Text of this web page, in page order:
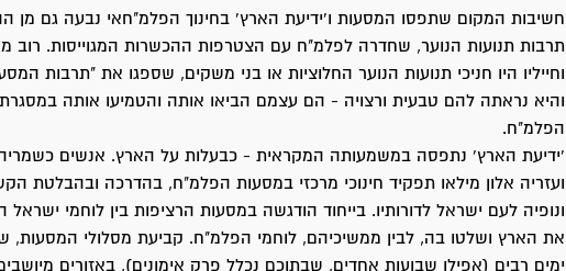
חשיבות המקום שתפסו המסעות ו'ידיעת הארץ' בחינוך הפלמ"חאי נבעה גם
תרבות תנועות הנוער, שחדרה לפלמ"ח עם הצטרפות ההכשרות המגוייסות. רוב
וחייליו היו חניכי תנועות הנוער החלוציות או בני משקים, שספגו את "תרבות
והיא נראתה להם טבעית ורצויה - הם עצמם הביאו אותה והטמיעו אותה
הפלמ"ח.
'ידיעת הארץ' נתפסה במשמעותה המקראית - כבעלות על הארץ. אנשים כשמריה
ועזריה אלון מילאו תפקיד חינוכי מרכזי במסעות הפלמ"ח, בהדרכה ובהבלטת
ונופיה לעם ישראל לדורותיו. בייחוד הודגשה במסעות הרציפות בין לוחמי ישראל
את הארץ ושלטו בה, לבין ממשיכיהם, לוחמי הפלמ"ח. קביעת מסלולי המסעות,
ימים רבים (אפילו שבועות אחדים, שבתוכם נכלל פרק אימונים), באזורים